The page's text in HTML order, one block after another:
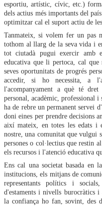
esportiu, artístic, cívic, etc.)
dels actius més importants del
optimitzar cal el suport actiu de
Tanmateix, si volem fer un pas
tothom al llarg de la seva vida i
tot ciutadà pugui exercir amb
educativa que li pertoca, cal
seves oportunitats de progrés
accedir, si ho necessita, a
l'acompanyament a què té
personal, acadèmic, professional
ha de rebre un permanent servei
doni eines per prendre decisions
així mateix, en totes les edats
nostre, una comunitat que vulgui
persones o col·lectius que restin
els recursos i l'atenció educativa
Ens cal una societat basada en
institucions, els mitjans de
representants polítics i
d'estaments i nivells burocràtics
la confiança ho fan, sovint, des